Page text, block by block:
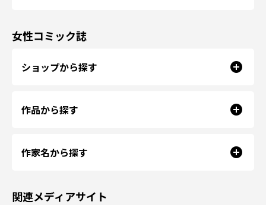
女性コミック誌
ショップから探す
作品から探す
作家名から探す
関連メディアサイト